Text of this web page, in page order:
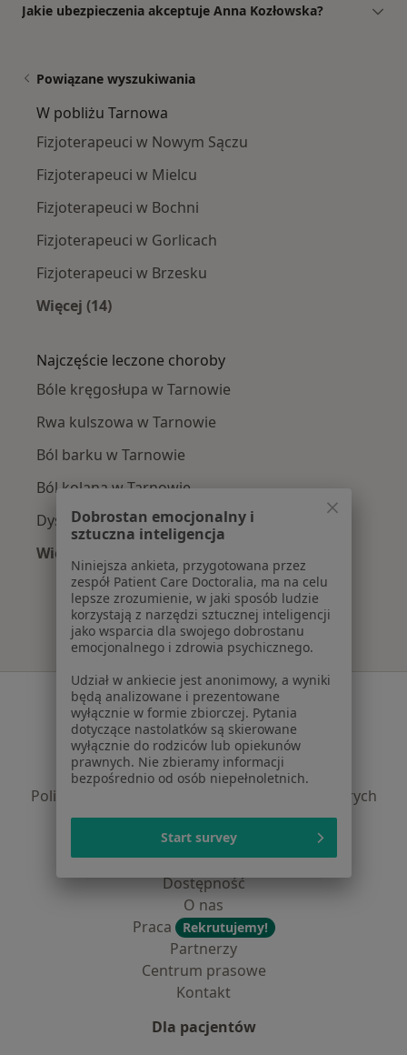
Jakie ubezpieczenia akceptuje Anna Kozłowska?
Powiązane wyszukiwania
W pobliżu Tarnowa
Fizjoterapeuci w Nowym Sączu
Fizjoterapeuci w Mielcu
Fizjoterapeuci w Bochni
Fizjoterapeuci w Gorlicach
Fizjoterapeuci w Brzesku
Więcej (14)
Najczęście leczone choroby
Bóle kręgosłupa w Tarnowie
Rwa kulszowa w Tarnowie
Ból barku w Tarnowie
Ból kolana w Tarnowie
Dyskopatia w Tarnowie
Więcej (15)
Więcej w kategorii: Najczęście leczone
Serwis
Regulamin
Polityka prywatności pacjentów
Polityka prywatności profesjonalistów
Polityka prywatności dla profesjonalistów, których
dane pozyskaliśmy samodzielnie
Polityka cookies
Jak działają wyniki wyszukiwania
Dostępność
O nas
Praca
Rekrutujemy!
Partnerzy
Centrum prasowe
Kontakt
Dla pacjentów
Dobrostan emocjonalny i
sztuczna inteligencja
Niniejsza ankieta, przygotowana przez
zespół Patient Care Doctoralia, ma na celu
lepsze zrozumienie, w jaki sposób ludzie
korzystają z narzędzi sztucznej inteligencji
jako wsparcia dla swojego dobrostanu
emocjonalnego i zdrowia psychicznego.
Udział w ankiecie jest anonimowy, a wyniki
będą analizowane i prezentowane
wyłącznie w formie zbiorczej. Pytania
dotyczące nastolatków są skierowane
wyłącznie do rodziców lub opiekunów
prawnych. Nie zbieramy informacji
bezpośrednio od osób niepełnoletnich.
Start survey